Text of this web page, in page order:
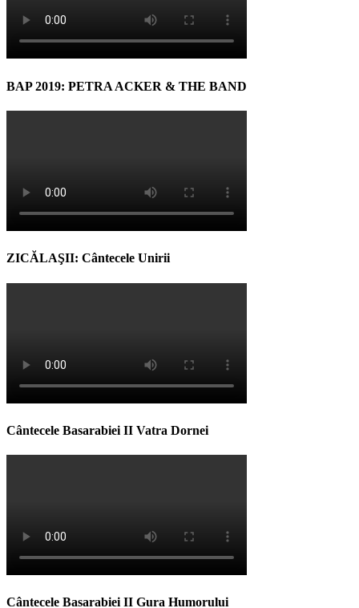
BAP 2019: PETRA ACKER & THE BAND
ZICĂLAŞII: Cântecele Unirii
Cântecele Basarabiei II Vatra Dornei
Cântecele Basarabiei II Gura Humorului